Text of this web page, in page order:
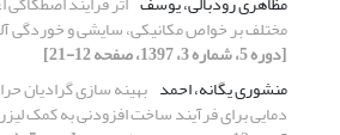
مختلف بر خواص مکانیکی، سایشی و خوردگی آلیاژ
[دوره 5، شماره 3، 1397، صفحه 12-21]
منشوری یگانه، احمد بهینه سازی گرادیان
دمایی برای فرآیند ساخت افزودنی به کمک لیزر